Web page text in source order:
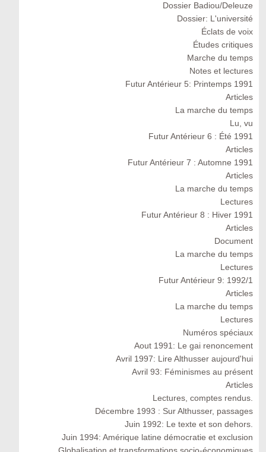
Dossier Badiou/Deleuze
Dossier: L'université
Éclats de voix
Études critiques
Marche du temps
Notes et lectures
Futur Antérieur 5: Printemps 1991
Articles
La marche du temps
Lu, vu
Futur Antérieur 6 : Été 1991
Articles
Futur Antérieur 7 : Automne 1991
Articles
La marche du temps
Lectures
Futur Antérieur 8 : Hiver 1991
Articles
Document
La marche du temps
Lectures
Futur Antérieur 9: 1992/1
Articles
La marche du temps
Lectures
Numéros spéciaux
Aout 1991: Le gai renoncement
Avril 1997: Lire Althusser aujourd'hui
Avril 93: Féminismes au présent
Articles
Lectures, comptes rendus.
Décembre 1993 : Sur Althusser, passages
Juin 1992: Le texte et son dehors.
Juin 1994: Amérique latine démocratie et exclusion